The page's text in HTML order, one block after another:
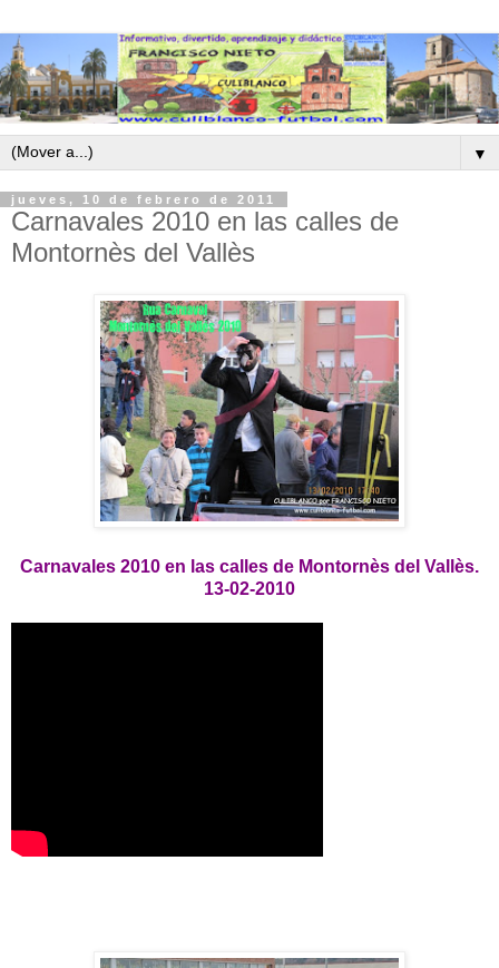
▼
jueves, 10 de febrero de 2011
Carnavales 2010 en las calles de
Montornès del Vallès
Carnavales 2010 en las calles de Montornès del Vallès.
13-02-2010